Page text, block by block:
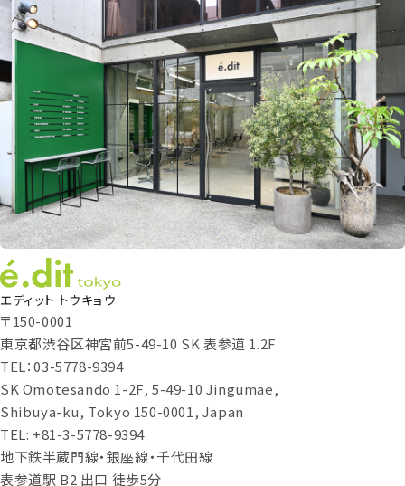
エディット トウキョウ
〒150-0001
東京都渋谷区神宮前5-49-10 SK 表参道 1.2F
TEL：03-5778-9394
SK Omotesando 1-2F, 5-49-10 Jingumae,
Shibuya-ku, Tokyo 150-0001, Japan
TEL: +81-3-5778-9394
地下鉄半蔵門線・銀座線・千代田線
表参道駅 B2 出口 徒歩5分